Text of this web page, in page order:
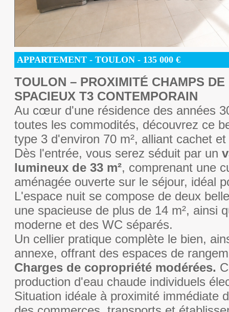
APPARTEMENT - TOULON - 135 000 €
TOULON – PROXIMITÉ CHAMPS DE
SPACIEUX T3 CONTEMPORAIN
Au cœur d'une résidence des années
toutes les commodités, découvrez ce
type 3 d'environ 70 m², alliant cachet
Dès l'entrée, vous serez séduit par un
lumineux de 33 m², comprenant une
aménagée ouverte sur le séjour, idéal
L'espace nuit se compose de deux
une spacieuse de plus de 14 m², ainsi
moderne et des WC séparés.
Un cellier pratique complète le bien,
annexe, offrant des espaces de
Charges de copropriété modérées.
production d'eau chaude individuels
Situation idéale à proximité immédiate